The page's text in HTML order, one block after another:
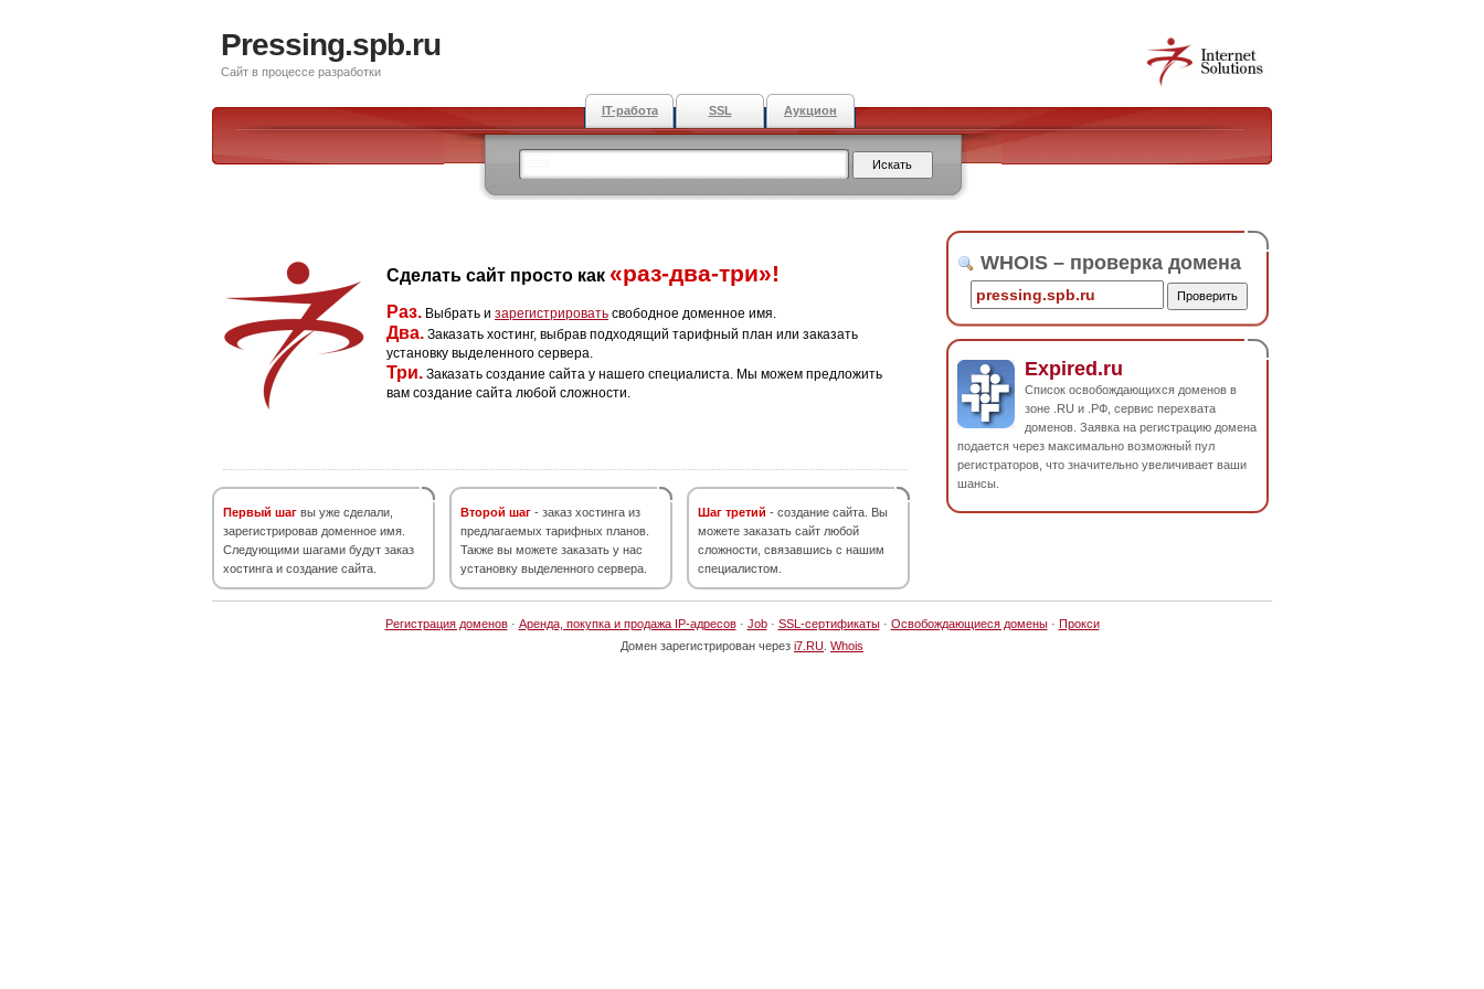
Pressing.spb.ru
Сайт в процессе разработки
IT-работа SSL Аукцион
Сделать сайт просто как «раз-два-три»!
Раз. Выбрать и зарегистрировать свободное доменное имя.
Два. Заказать хостинг, выбрав подходящий тарифный план или заказать
установку выделенного сервера.
Три. Заказать создание сайта у нашего специалиста. Мы можем предложить
вам создание сайта любой сложности.
Первый шаг вы уже сделали,
зарегистрировав доменное имя.
Следующими шагами будут заказ
хостинга и создание сайта.
Второй шаг - заказ хостинга из
предлагаемых тарифных планов.
Также вы можете заказать у нас
установку выделенного сервера.
Шаг третий - создание сайта. Вы
можете заказать сайт любой
сложности, связавшись с нашим
специалистом.
WHOIS – проверка домена
Expired.ru
Список освобождающихся доменов в
зоне .RU и .РФ, сервис перехвата
доменов. Заявка на регистрацию домена
подается через максимально возможный пул
регистраторов, что значительно увеличивает ваши
шансы.
Регистрация доменов· Аренда, покупка и продажа IP-адресов· Job· SSL-сертификаты· Освобождающиеся домены· Прокси
Домен зарегистрирован через i7.RU Whois